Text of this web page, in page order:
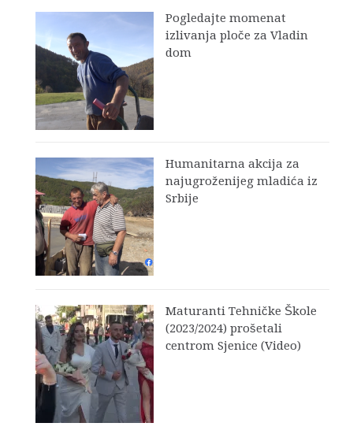
Pogledajte momenat
izlivanja ploče za Vladin
dom
Humanitarna akcija za
najugroženijeg mladića iz
Srbije
Maturanti Tehničke Škole
(2023/2024) prošetali
centrom Sjenice (Video)